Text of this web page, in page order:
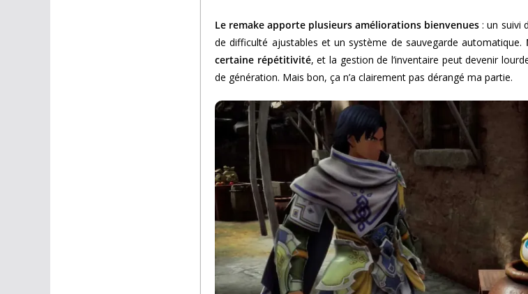
Le remake apporte plusieurs améliorations bienvenues : un suivi
de difficulté ajustables et un système de sauvegarde automatique.
certaine répétitivité, et la gestion de l’inventaire peut devenir
de génération. Mais bon, ça n’a clairement pas dérangé ma partie.